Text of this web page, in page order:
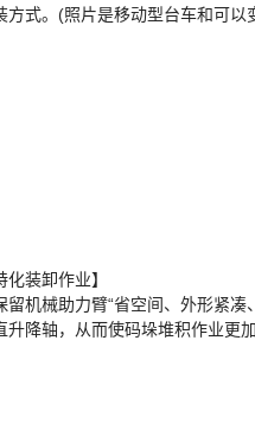
方式。(照片是移动型台车和可以
化装卸作业】
留机械助力臂“省空间、外形紧
升降轴，从而使码垛堆积作业更加